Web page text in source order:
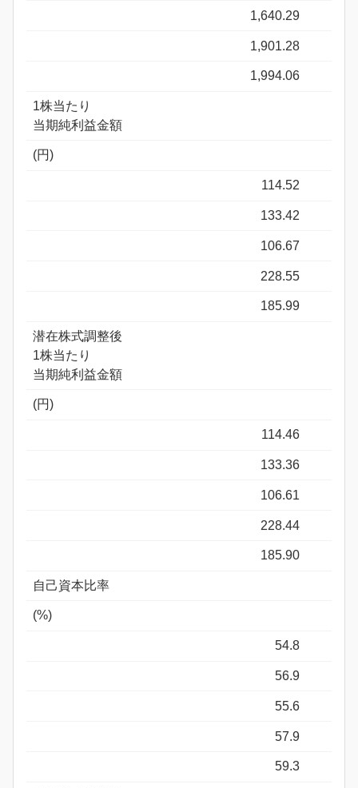
1,640.29
1,901.28
1,994.06
1株当たり
当期純利益金額
(円)
114.52
133.42
106.67
228.55
185.99
潜在株式調整後
1株当たり
当期純利益金額
(円)
114.46
133.36
106.61
228.44
185.90
自己資本比率
(%)
54.8
56.9
55.6
57.9
59.3